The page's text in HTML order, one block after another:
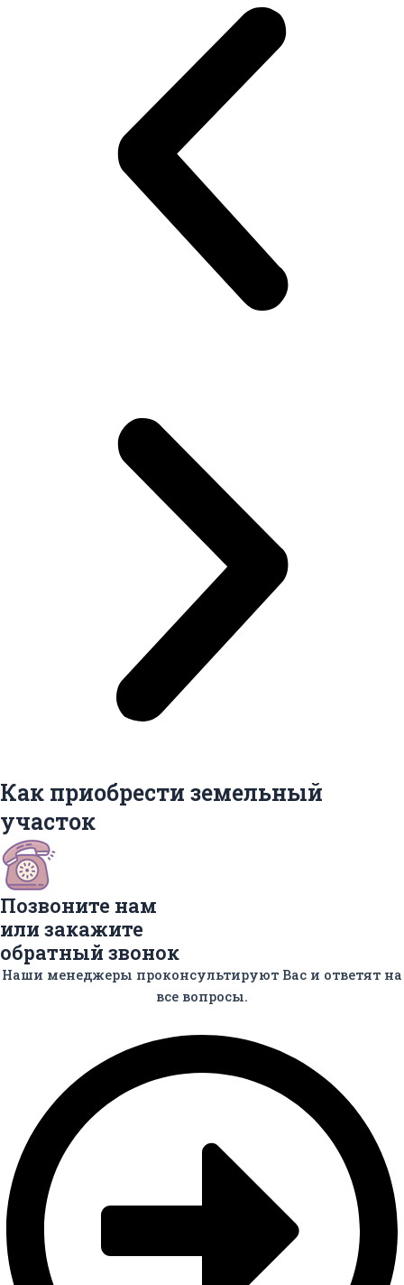
Как приобрести земельный
участок
Позвоните нам
или закажите
обратный звонок
Наши менеджеры проконсультируют Вас и ответят на
все вопросы.